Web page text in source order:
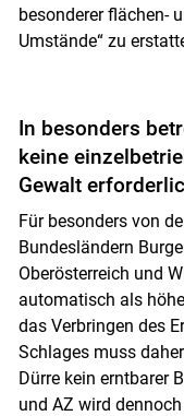
besonderer flächen-
Umstände“ zu
In besonders
keine
Gewalt
Für besonders von
Bundesländern
Oberösterreich und
automatisch als
das Verbringen des
Schlages muss
Dürre kein erntbarer
und AZ wird